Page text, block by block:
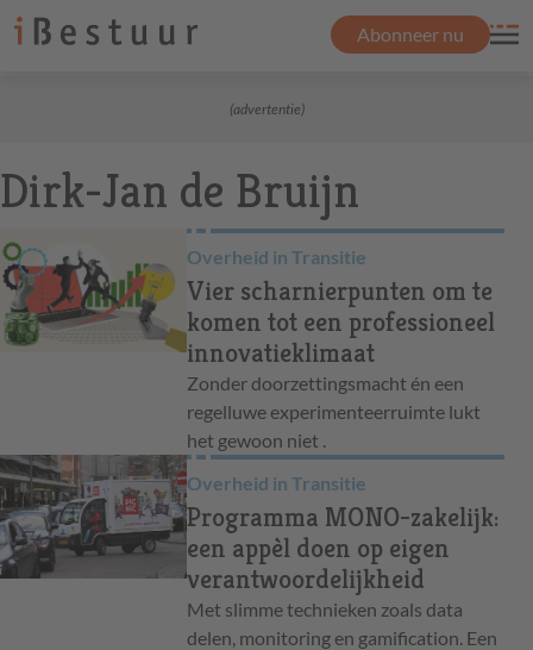
Abonneer nu
(advertentie)
Dirk-Jan de Bruijn
Overheid in Transitie
Vier scharnierpunten om te
komen tot een professioneel
innovatieklimaat
Zonder doorzettingsmacht én een
regelluwe experimenteerruimte lukt
het gewoon niet .
Overheid in Transitie
Programma MONO-zakelijk:
een appèl doen op eigen
verantwoordelijkheid
Met slimme technieken zoals data
delen, monitoring en gamification. Een